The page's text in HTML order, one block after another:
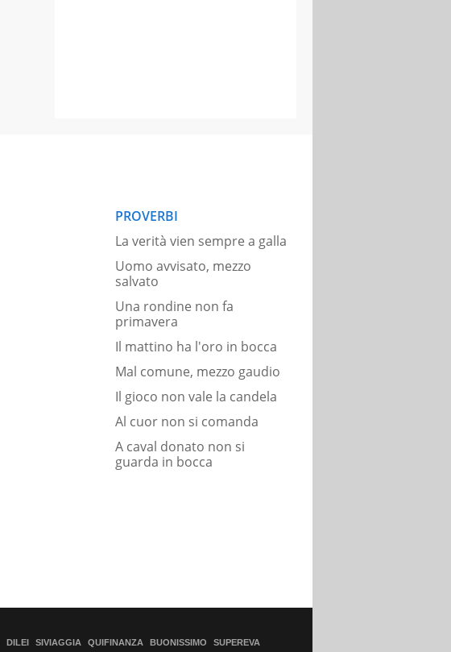
PROVERBI
La verità vien sempre a galla
Uomo avvisato, mezzo
salvato
Una rondine non fa
primavera
Il mattino ha l'oro in bocca
Mal comune, mezzo gaudio
Il gioco non vale la candela
Al cuor non si comanda
A caval donato non si
guarda in bocca
DILEI SIVIAGGIA QUIFINANZA BUONISSIMO SUPEREVA